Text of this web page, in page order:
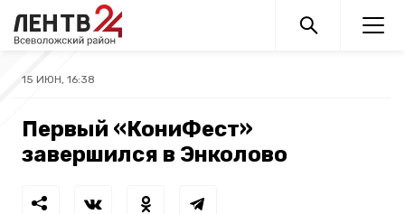
15 ИЮН, 16:38
Первый «КониФест»
завершился в Энколово